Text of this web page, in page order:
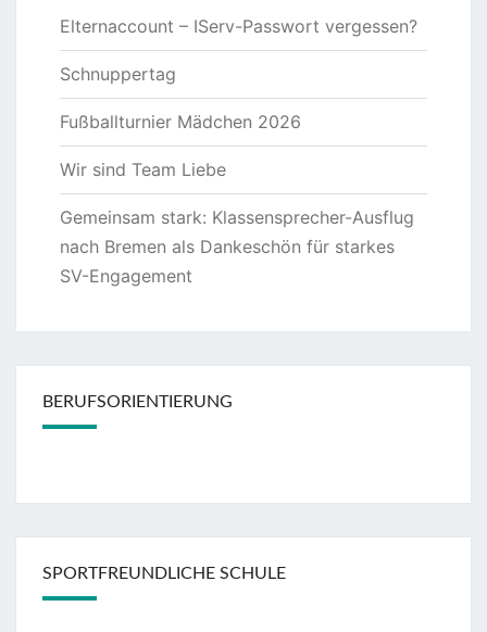
Elternaccount – IServ-Passwort vergessen?
Schnuppertag
Fußballturnier Mädchen 2026
Wir sind Team Liebe
Gemeinsam stark: Klassensprecher-Ausflug
nach Bremen als Dankeschön für starkes
SV-Engagement
BERUFSORIENTIERUNG
SPORTFREUNDLICHE SCHULE